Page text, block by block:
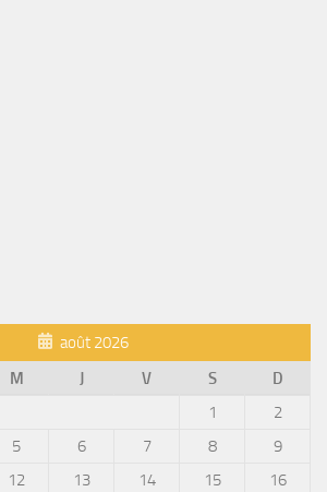
août 2026
M J V S D
1
2
5 6 7 8
9
12 13 14 15
16